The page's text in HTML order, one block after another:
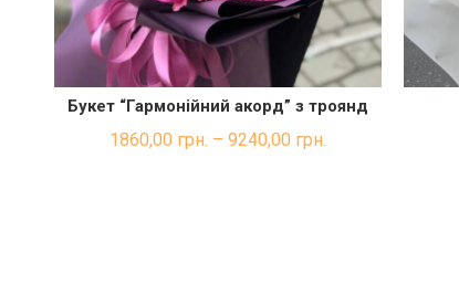
ШВИДКА ПОКУПКА
Букет “Гармонійний акорд” з троянд
1860,00 грн. – 9240,00 грн.